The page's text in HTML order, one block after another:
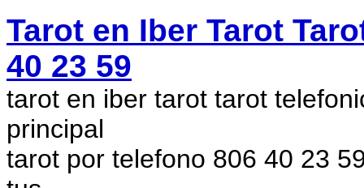
Tarot en Iber Tarot
40 23 59
tarot en iber tarot tarot
principal
tarot por telefono 806 40 23